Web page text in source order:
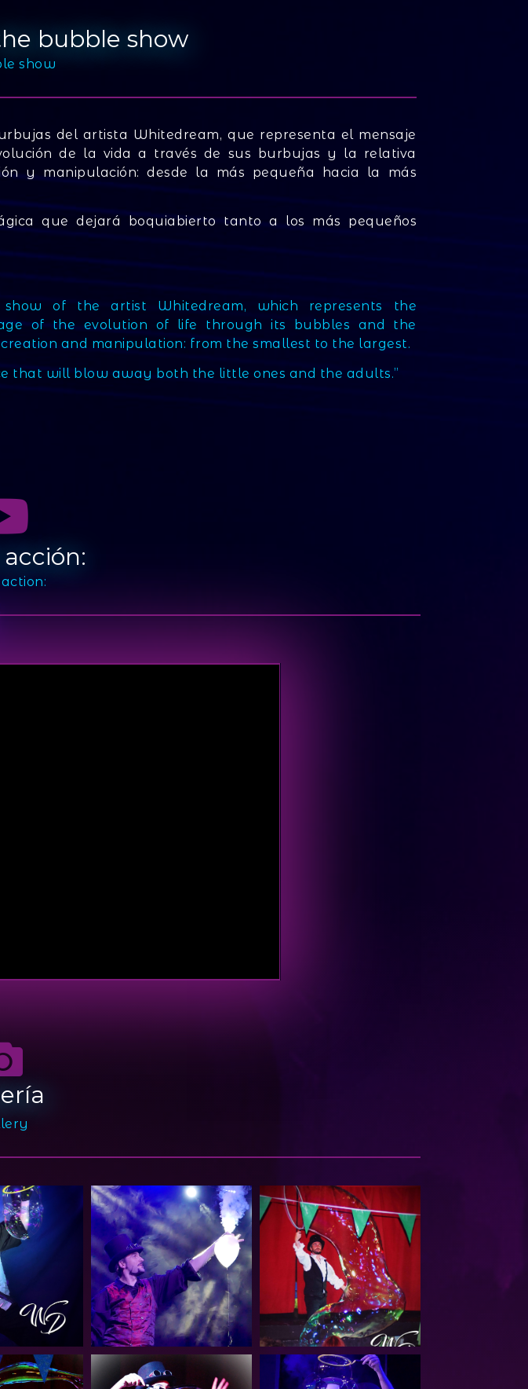
bubble show
show
del artista Whitedream, que representa el mensaje
de la vida a través de sus burbujas y la relativa
y manipulación: desde la más pequeña hacia la más
que dejará boquiabierto tanto a los más pequeños
show of the artist Whitedream, which represents the
of the evolution of life through its bubbles and the
and manipulation: from the smallest to the largest.
that will blow away both the little ones and the adults.”